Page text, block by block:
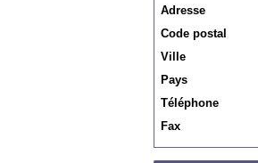
Adresse
Code postal
Ville
Pays
Téléphone
Fax